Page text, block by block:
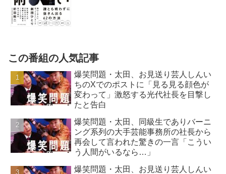
この番組の人気記事
爆笑問題・太田、お見送り芸人しんい
ちのXでのポストに「見る見る顔色が
変わって」激怒する光代社長を目撃し
たと告白
爆笑問題・太田、同級生でありバーニ
ング系列の大手芸能事務所の社長から
再会して言われた驚きの一言「こうい
う人間がいるなら…」
爆笑問題・太田、お見送り芸人しんい